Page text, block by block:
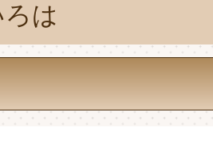
は